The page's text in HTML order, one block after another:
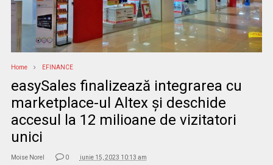
Home EFINANCE
easySales finalizează integrarea cu
marketplace-ul Altex și deschide
accesul la 12 milioane de vizitatori
unici
Moise Norel 0 iunie 15, 2023 10:13 am